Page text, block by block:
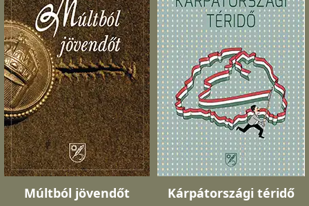
Múltból jövendőt
Kárpátországi téridő